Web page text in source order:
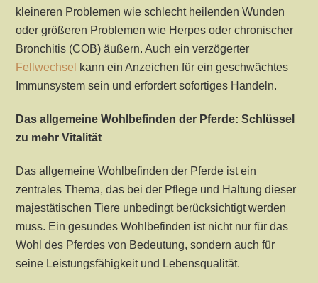
kleineren Problemen wie schlecht heilenden Wunden
oder größeren Problemen wie Herpes oder chronischer
Bronchitis (COB) äußern. Auch ein verzögerter
Fellwechsel
kann ein Anzeichen für ein geschwächtes
Immunsystem sein und erfordert sofortiges Handeln.
Das allgemeine Wohlbefinden der Pferde: Schlüssel
zu mehr Vitalität
Das allgemeine Wohlbefinden der Pferde ist ein
zentrales Thema, das bei der Pflege und Haltung dieser
majestätischen Tiere unbedingt berücksichtigt werden
muss. Ein gesundes Wohlbefinden ist nicht nur für das
Wohl des Pferdes von Bedeutung, sondern auch für
seine Leistungsfähigkeit und Lebensqualität.